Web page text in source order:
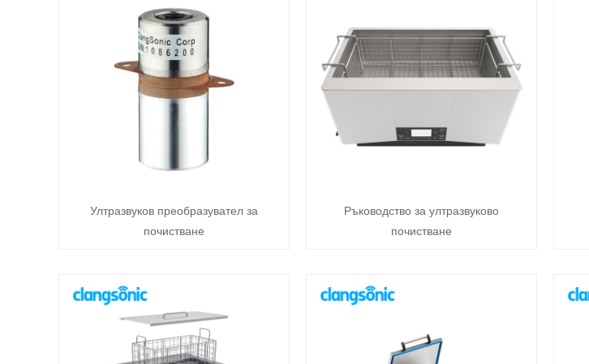
Ултразвуков преобразувател за
почистване
Ръководство за ултразвуково
почистване